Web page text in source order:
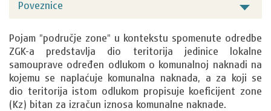
Poveznice
Pojam "područje zone" u kontekstu spomenute odredbe
ZGK-a predstavlja dio teritorija jedinice lokalne
samouprave određen odlukom o komunalnoj naknadi na
kojemu se naplaćuje komunalna naknada, a za koji se
dio teritorija istom odlukom propisuje koeficijent zone
(Kz) bitan za izračun iznosa komunalne naknade.